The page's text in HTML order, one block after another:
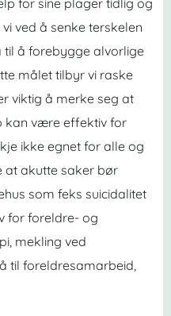
ved å senke terskelen
å forebygge alvorlige
målet tilbyr vi raske
viktig å merke seg at
kan være effektiv for
ikke egnet for alle og
at akutte saker bør
som feks suicidalitet
for foreldre- og
mekling ved
til foreldresamarbeid,